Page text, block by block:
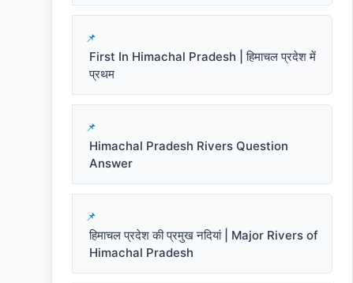
First In Himachal Pradesh | हिमाचल प्रदेश में
प्रथम
Himachal Pradesh Rivers Question
Answer
हिमाचल प्रदेश की प्रमुख नदियां | Major Rivers of
Himachal Pradesh